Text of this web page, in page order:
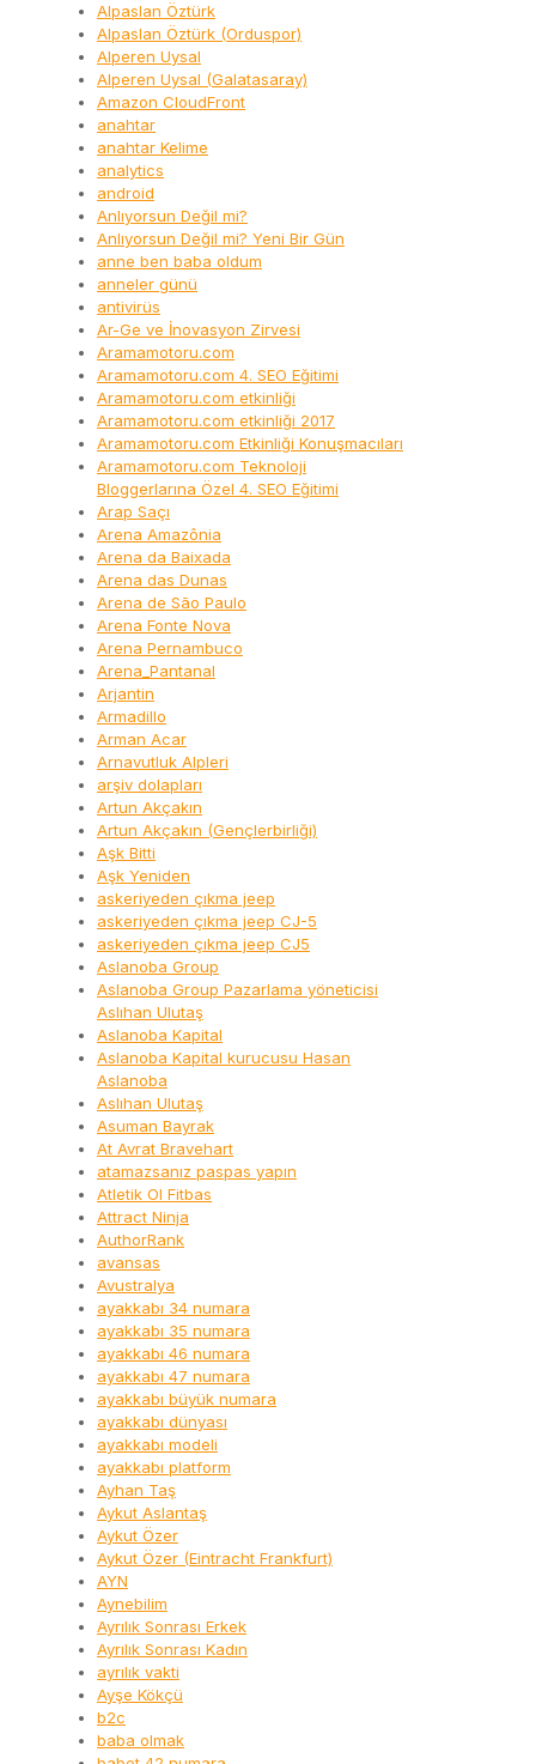
Alpaslan Öztürk
Alpaslan Öztürk (Orduspor)
Alperen Uysal
Alperen Uysal (Galatasaray)
Amazon CloudFront
anahtar
anahtar Kelime
analytics
android
Anlıyorsun Değil mi?
Anlıyorsun Değil mi? Yeni Bir Gün
anne ben baba oldum
anneler günü
antivirüs
Ar-Ge ve İnovasyon Zirvesi
Aramamotoru.com
Aramamotoru.com 4. SEO Eğitimi
Aramamotoru.com etkinliği
Aramamotoru.com etkinliği 2017
Aramamotoru.com Etkinliği Konuşmacıları
Aramamotoru.com Teknoloji
Bloggerlarına Özel 4. SEO Eğitimi
Arap Saçı
Arena Amazônia
Arena da Baixada
Arena das Dunas
Arena de São Paulo
Arena Fonte Nova
Arena Pernambuco
Arena_Pantanal
Arjantin
Armadillo
Arman Acar
Arnavutluk Alpleri
arşiv dolapları
Artun Akçakın
Artun Akçakın (Gençlerbirliği)
Aşk Bitti
Aşk Yeniden
askeriyeden çıkma jeep
askeriyeden çıkma jeep CJ-5
askeriyeden çıkma jeep CJ5
Aslanoba Group
Aslanoba Group Pazarlama yöneticisi
Aslıhan Ulutaş
Aslanoba Kapital
Aslanoba Kapital kurucusu Hasan
Aslanoba
Aslıhan Ulutaş
Asuman Bayrak
At Avrat Bravehart
atamazsanız paspas yapın
Atletik Ol Fitbas
Attract Ninja
AuthorRank
avansas
Avustralya
ayakkabı 34 numara
ayakkabı 35 numara
ayakkabı 46 numara
ayakkabı 47 numara
ayakkabı büyük numara
ayakkabı dünyası
ayakkabı modeli
ayakkabı platform
Ayhan Taş
Aykut Aslantaş
Aykut Özer
Aykut Özer (Eintracht Frankfurt)
AYN
Aynebilim
Ayrılık Sonrası Erkek
Ayrılık Sonrası Kadın
ayrılık vakti
Ayşe Kökçü
b2c
baba olmak